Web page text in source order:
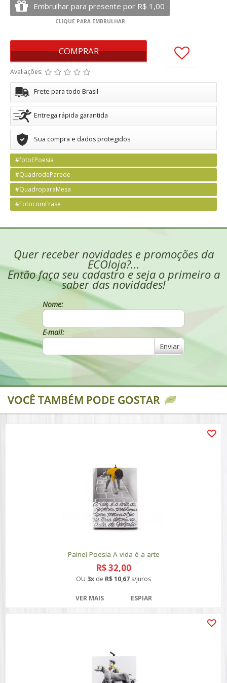
COMPRAR
Avaliações:
Frete para todo Brasil
Entrega rápida garantida
Sua compra e dados protegidos
#fotoEPoesia
#QuadrodeParede
#QuadroparaMesa
#FotocomFrase
Quer receber novidades e promoções da
ECOloja?...
Então faça seu cadastro e seja o primeiro a
saber das novidades!
Nome:
E-mail:
Enviar
VOCÊ TAMBÉM PODE GOSTAR
Painel Poesia A vida é a arte
R$ 32,00
OU 3x de R$ 10,67 s/juros
VER MAIS ESPIAR